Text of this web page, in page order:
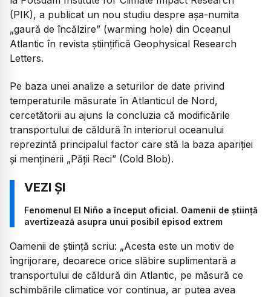
(PIK), a publicat un nou studiu despre așa-numita
„gaură de încălzire” (warming hole) din Oceanul
Atlantic în revista științifică Geophysical Research
Letters.
Pe baza unei analize a seturilor de date privind
temperaturile măsurate în Atlanticul de Nord,
cercetătorii au ajuns la concluzia că modificările
transportului de căldură în interiorul oceanului
reprezintă principalul factor care stă la baza apariției
și menținerii „Pății Reci” (Cold Blob).
Fenomenul El Niño a început oficial. Oamenii de știință
avertizează asupra unui posibil episod extrem
Oamenii de știință scriu: „Acesta este un motiv de
îngrijorare, deoarece orice slăbire suplimentară a
transportului de căldură din Atlantic, pe măsură ce
schimbările climatice vor continua, ar putea avea